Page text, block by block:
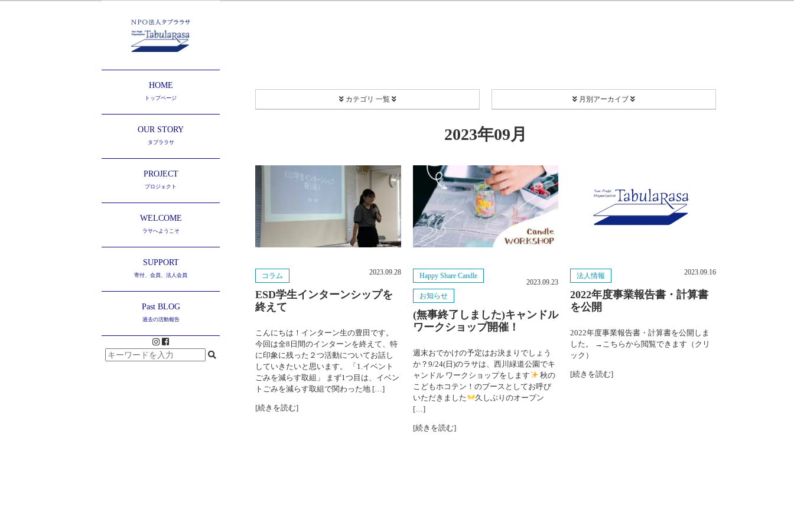
HOME
トップページ
OUR STORY
タブララサ
PROJECT
プロジェクト
WELCOME
ラサへようこそ
SUPPORT
寄付、会員、法人会員
Past BLOG
過去の活動報告
カテゴリ 一覧
EC[H]O-SMA
リユース食器
Happy Share Candle
いろいろ
お知らせ
コラム
月別アーカイブ
2026年2月
2025年12月
2025年11月
2025年8月
2025年7月
2025年6月
2025年5月
2025年4月
2023年09月
コラム 2023.09.28
ESD学生インターンシップを
終えて
こんにちは！インターン生の豊田です。
今回は全8日間のインターンを終えて、特
に印象に残った２つ活動についてお話し
していきたいと思います。 「1.イベント
ごみを減らす取組」 まず1つ目は、イベン
トごみを減らす取組で関わった地 […]
[続きを読む]
Happy Share Candle
お知らせ
2023.09.23
(無事終了しました)キャンドル
ワークショップ開催！
週末おでかけの予定はお決まりでしょう
か？9/24(日)のラサは、西川緑道公園でキ
ャンドル ワークショップをします
秋の
こどもホコテン！のブースとしてお呼び
いただきました
久しぶりのオープン
[…]
[続きを読む]
法人情報 2023.09.16
2022年度事業報告書・計算書
を公開
2022年度事業報告書・計算書を公開しま
した。 →こちらから閲覧できます（クリ
ック）
[続きを読む]